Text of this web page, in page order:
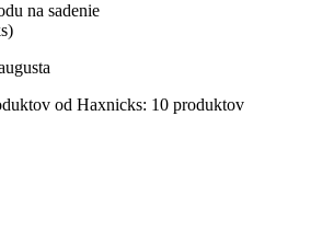
na sadenie
od Haxnicks: 10 produktov